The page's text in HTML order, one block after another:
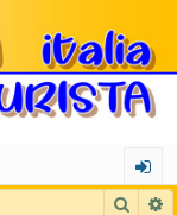
og
Cerca